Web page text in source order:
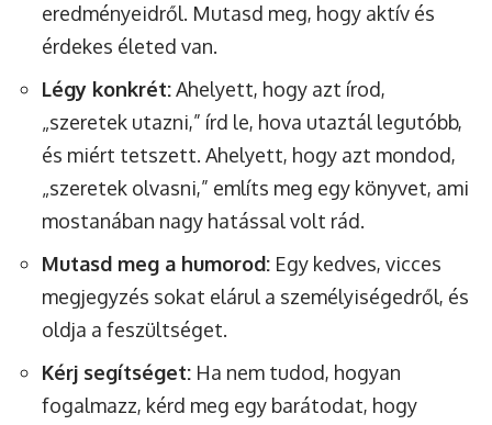
eredményeidről. Mutasd meg, hogy aktív és
érdekes életed van.
Légy konkrét:Ahelyett, hogy azt írod,
„szeretek utazni,” írd le, hova utaztál legutóbb,
és miért tetszett. Ahelyett, hogy azt mondod,
„szeretek olvasni,” említs meg egy könyvet, ami
mostanában nagy hatással volt rád.
Mutasd meg a humorod: Egy kedves, vicces
megjegyzés sokat elárul a személyiségedről, és
oldja a feszültséget.
Kérj segítséget: Ha nem tudod, hogyan
fogalmazz, kérd meg egy barátodat, hogy